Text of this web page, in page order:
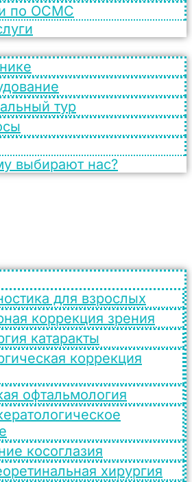
по ОСМС
тур
выбирают нас?
для взрослых
коррекция зрения
катаракты
коррекция
офтальмология
косоглазия
хирургия